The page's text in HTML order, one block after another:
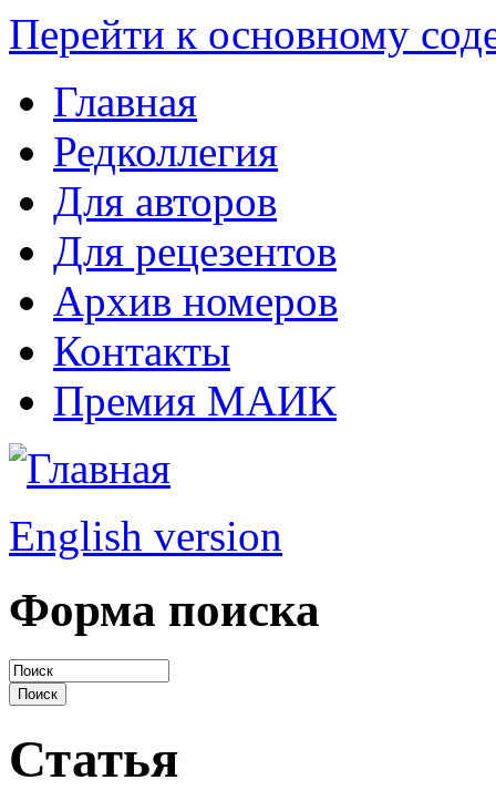
Перейти к основному
Главная
Редколлегия
Для авторов
Для рецезентов
Архив номеров
Контакты
Премия МАИК
English version
Форма поиска
Статья